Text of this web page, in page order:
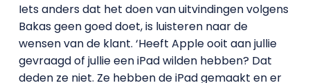
Iets anders dat het doen van uitvindingen volgens
Bakas geen goed doet, is luisteren naar de
wensen van de klant. ‘Heeft Apple ooit aan jullie
gevraagd of jullie een iPad wilden hebben? Dat
deden ze niet. Ze hebben de iPad gemaakt en er